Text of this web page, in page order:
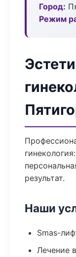
Город:
Режим
результат.
Наши
Smas-
Лечение